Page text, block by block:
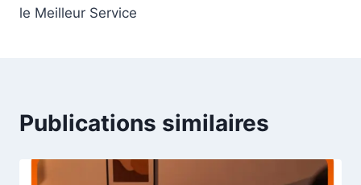
le Meilleur Service
Publications similaires